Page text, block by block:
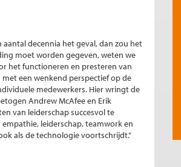
decennia het geval, dan zou het
moet worden gegeven, weten we
het functioneren en presteren van
met een wenkend perspectief op de
medewerkers. Hier wringt de
Andrew McAfee en Erik
van leiderschap succesvol te
leiderschap, teamwork en
als de technologie voortschrijdt.”